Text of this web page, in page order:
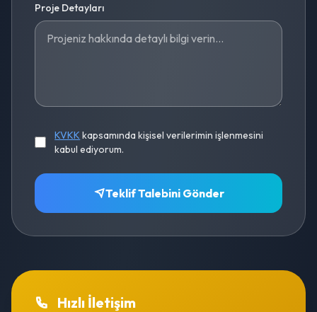
Proje Detayları
KVKKkapsamında kişisel verilerimin işlenmesini
kabul ediyorum.
Teklif Talebini Gönder
Hızlı İletişim